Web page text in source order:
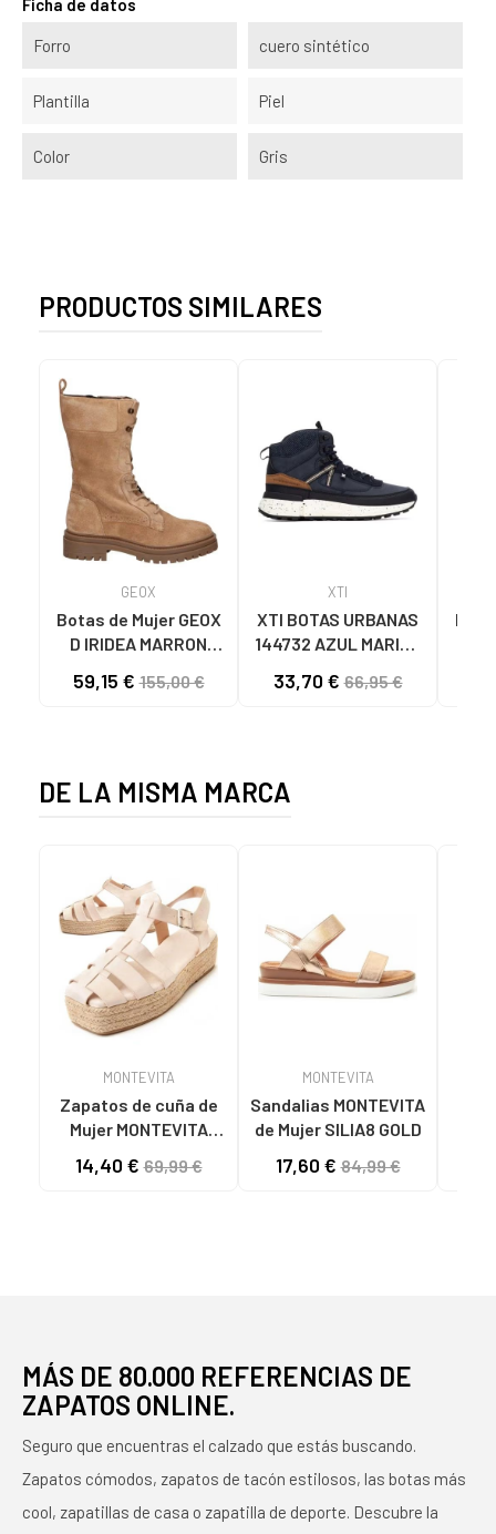
Ficha de datos
Forro cuero sintético
Plantilla Piel
Color Gris
PRODUCTOS SIMILARES
GEOX
Botas de Mujer GEOX
D IRIDEA MARRON
59,15 €155,00 €
XTI
XTI BOTAS URBANAS
144732 AZUL MARINO
33,70 €66,95 €
DE LA MISMA MARCA
MONTEVITA
Zapatos de cuña de
Mujer MONTEVITA
MONTEVITA MECALI
14,40 €69,99 €
MONTEVITA
Sandalias MONTEVITA
de Mujer SILIA8 GOLD
17,60 €84,99 €
MÁS DE 80.000 REFERENCIAS DE
ZAPATOS ONLINE.
Seguro que encuentras el calzado que estás buscando.
Zapatos cómodos, zapatos de tacón estilosos, las botas más
cool, zapatillas de casa o zapatilla de deporte. Descubre la